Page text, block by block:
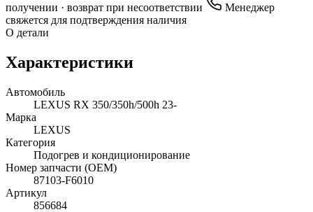
получении · возврат при несоответствии
Менеджер
свяжется для подтверждения наличия
О детали
Характеристики
Автомобиль
LEXUS RX 350/350h/500h 23-
Марка
LEXUS
Категория
Подогрев и кондиционирование
Номер запчасти (OEM)
87103-F6010
Артикул
856684